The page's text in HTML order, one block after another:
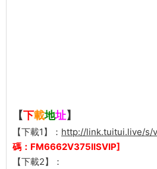
【下載地址】
【下載1】： http://link.tuitui.live/s/
碼：FM6662V375IISVIP]
【下載2】：